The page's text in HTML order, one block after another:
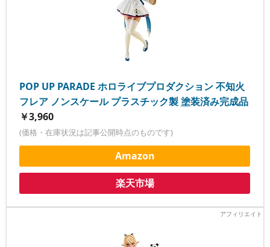
POP UP PARADE ホロライブプロダクション 不知火
フレア ノンスケール プラスチック製 塗装済み完成品
￥3,960
(価格・在庫状況は記事公開時点のものです)
Amazon
楽天市場